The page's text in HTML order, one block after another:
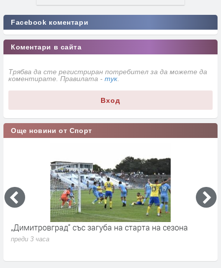
Facebook коментари
Коментари в сайта
Трябва да сте регистриран потребител за да можете да
коментирате. Правилата - тук
Вход
Още новини от Спорт
„Димитровград“ със загуба на старта на сезона
преди 3 часа